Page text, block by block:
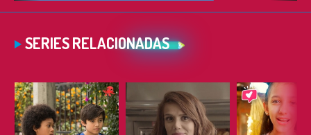
SERIES RELACIONADAS